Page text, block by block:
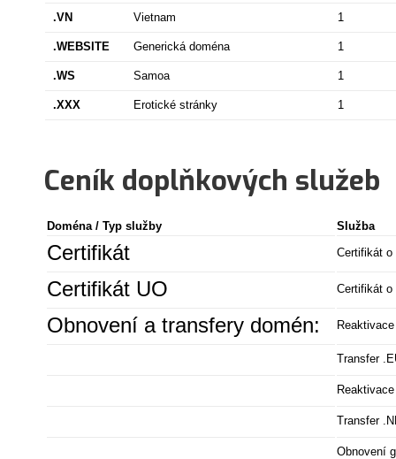
.VN Vietnam 1
.WEBSITE Generická doména 1
.WS Samoa 1
.XXX Erotické stránky 1
Ceník doplňkových služeb
Doména / Typ služby Služba
Certifikát Certifikát
Certifikát UO Certifikát
Obnovení a transfery domén:
Transfer
Transfer
Obnovení